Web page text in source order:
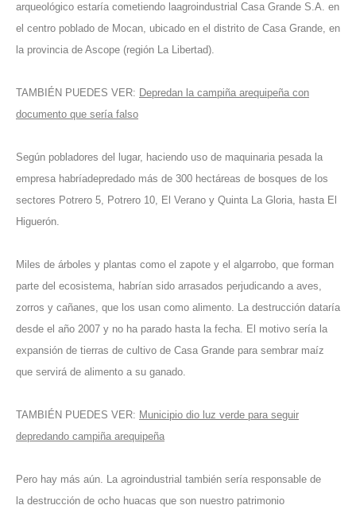
arqueológico estaría cometiendo laagroindustrial Casa Grande S.A. en
el centro poblado de Mocan, ubicado en el distrito de Casa Grande, en
la provincia de Ascope (región La Libertad).
TAMBIÉN PUEDES VER: Depredan la campiña arequipeña con
documento que sería falso
Según pobladores del lugar, haciendo uso de maquinaria pesada la
empresa habríadepredado más de 300 hectáreas de bosques de los
sectores Potrero 5, Potrero 10, El Verano y Quinta La Gloria, hasta El
Higuerón.
Miles de árboles y plantas como el zapote y el algarrobo, que forman
parte del ecosistema, habrían sido arrasados perjudicando a aves,
zorros y cañanes, que los usan como alimento. La destrucción dataría
desde el año 2007 y no ha parado hasta la fecha. El motivo sería la
expansión de tierras de cultivo de Casa Grande para sembrar maíz
que servirá de alimento a su ganado.
TAMBIÉN PUEDES VER: Municipio dio luz verde para seguir
depredando campiña arequipeña
Pero hay más aún. La agroindustrial también sería responsable de
la destrucción de ocho huacas que son nuestro patrimonio